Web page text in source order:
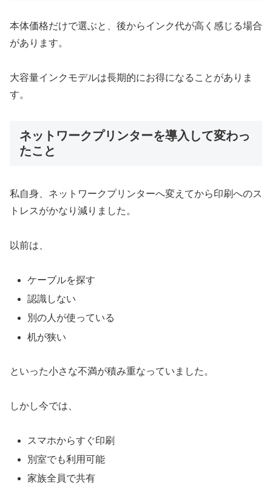
本体価格だけで選ぶと、後からインク代が高く感じる場合
があります。
大容量インクモデルは長期的にお得になることがありま
す。
ネットワークプリンターを導入して変わっ
たこと
私自身、ネットワークプリンターへ変えてから印刷へのス
トレスがかなり減りました。
以前は、
ケーブルを探す
認識しない
別の人が使っている
机が狭い
といった小さな不満が積み重なっていました。
しかし今では、
スマホからすぐ印刷
別室でも利用可能
家族全員で共有